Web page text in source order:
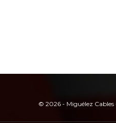
© 2026 - Miguélez Cables